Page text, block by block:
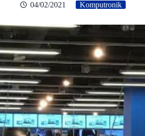
04/02/2021 Komputronik